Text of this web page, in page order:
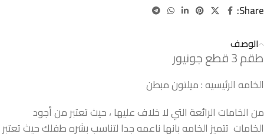
Share:
الوصف
طقم 3 قطع جونيور
الخامه الرئيسيه : ميلتون مبطن
من الخامات الرائعة التي لا خلاف عليها ، حيث تعتبر من أجود
الخامات تتميز الخامه بانها ناعمه جدا لتناسب بشره طفلك حيث تعتبر